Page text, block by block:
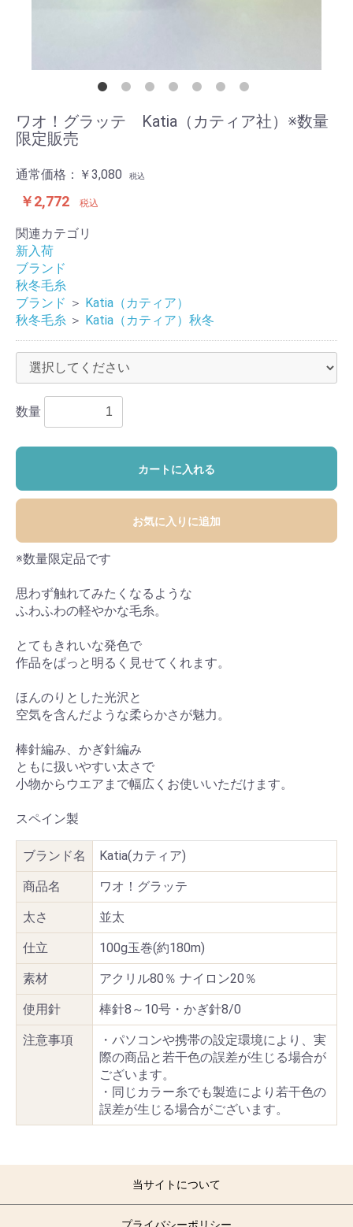
ワオ！グラッテ Katia（カティア社）※数量
限定販売
通常価格： ￥3,080 税込
￥2,772 税込
関連カテゴリ
新入荷
ブランド
秋冬毛糸
ブランド ＞ Katia（カティア）
秋冬毛糸 ＞ Katia（カティア）秋冬
数量
カートに入れる
お気に入りに追加
※数量限定品です
思わず触れてみたくなるような
ふわふわの軽やかな毛糸。
とてもきれいな発色で
作品をぱっと明るく見せてくれます。
ほんのりとした光沢と
空気を含んだような柔らかさが魅力。
棒針編み、かぎ針編み
ともに扱いやすい太さで
小物からウエアまで幅広くお使いいただけます。
スペイン製
ブランド名 Katia(カティア)
商品名 ワオ！グラッテ
太さ 並太
仕立 100g玉巻(約180m)
素材 アクリル80％ ナイロン20％
使用針 棒針8～10号・かぎ針8/0
注意事項
・パソコンや携帯の設定環境により、実
際の商品と若干色の誤差が生じる場合が
ございます。
・同じカラー糸でも製造により若干色の
誤差が生じる場合がございます。
当サイトについて